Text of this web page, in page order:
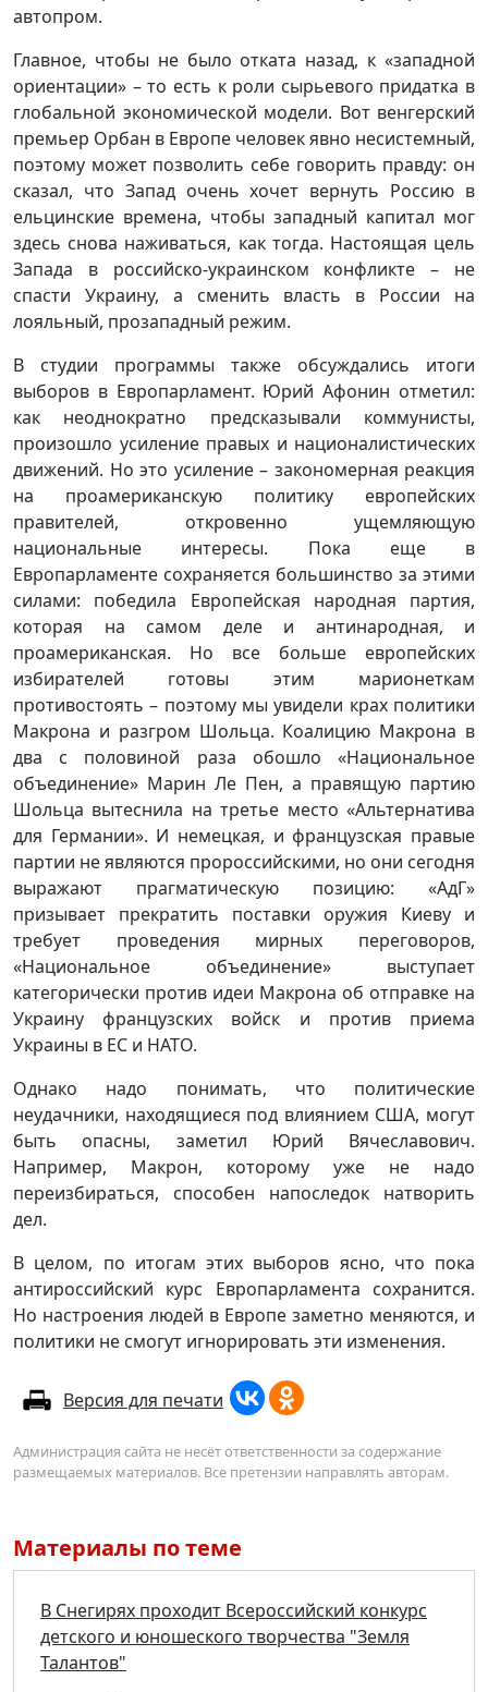
автопром.
Главное, чтобы не было отката назад, к «западной
ориентации» – то есть к роли сырьевого придатка в
глобальной экономической модели. Вот венгерский
премьер Орбан в Европе человек явно несистемный,
поэтому может позволить себе говорить правду: он
сказал, что Запад очень хочет вернуть Россию в
ельцинские времена, чтобы западный капитал мог
здесь снова наживаться, как тогда. Настоящая цель
Запада в российско-украинском конфликте – не
спасти Украину, а сменить власть в России на
лояльный, прозападный режим.
В студии программы также обсуждались итоги
выборов в Европарламент. Юрий Афонин отметил:
как неоднократно предсказывали коммунисты,
произошло усиление правых и националистических
движений. Но это усиление – закономерная реакция
на проамериканскую политику европейских
правителей, откровенно ущемляющую
национальные интересы. Пока еще в
Европарламенте сохраняется большинство за этими
силами: победила Европейская народная партия,
которая на самом деле и антинародная, и
проамериканская. Но все больше европейских
избирателей готовы этим марионеткам
противостоять – поэтому мы увидели крах политики
Макрона и разгром Шольца. Коалицию Макрона в
два с половиной раза обошло «Национальное
объединение» Марин Ле Пен, а правящую партию
Шольца вытеснила на третье место «Альтернатива
для Германии». И немецкая, и французская правые
партии не являются пророссийскими, но они сегодня
выражают прагматическую позицию: «АдГ»
призывает прекратить поставки оружия Киеву и
требует проведения мирных переговоров,
«Национальное объединение» выступает
категорически против идеи Макрона об отправке на
Украину французских войск и против приема
Украины в ЕС и НАТО.
Однако надо понимать, что политические
неудачники, находящиеся под влиянием США, могут
быть опасны, заметил Юрий Вячеславович.
Например, Макрон, которому уже не надо
переизбираться, способен напоследок натворить
дел.
В целом, по итогам этих выборов ясно, что пока
антироссийский курс Европарламента сохранится.
Но настроения людей в Европе заметно меняются, и
политики не смогут игнорировать эти изменения.
Версия для печати
Администрация сайта не несёт ответственности за содержание
размещаемых материалов. Все претензии направлять авторам.
Материалы по теме
В Снегирях проходит Всероссийский конкурс
детского и юношеского творчества "Земля
Талантов"